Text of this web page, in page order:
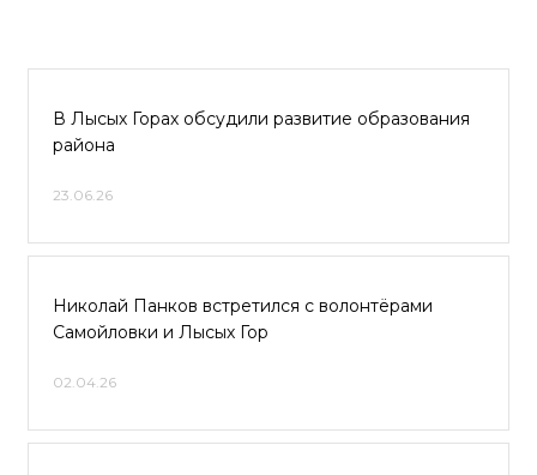
В Лысых Горах обсудили развитие образования
района
23.06.26
Николай Панков встретился с волонтёрами
Самойловки и Лысых Гор
02.04.26